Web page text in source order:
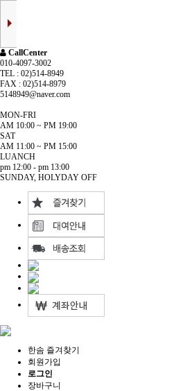
CallCenter
010-4097-3002
TEL : 02)514-8949
FAX : 02)514-8979
5148949@naver.com
MON-FRI
AM 10:00 ~ PM 19:00
SAT
AM 11:00 ~ PM 15:00
LUANCH
pm 12:00 - pm 13:00
SUNDAY, HOLYDAY OFF
한솜 즐겨찾기
회원가입
로그인
장바구니